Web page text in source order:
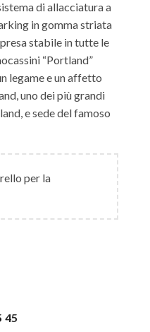
di allacciatura a
in gomma striata
stabile in tutte le
“Portland”
legame e un affetto
uno dei più grandi
e sede del famoso
per la
45